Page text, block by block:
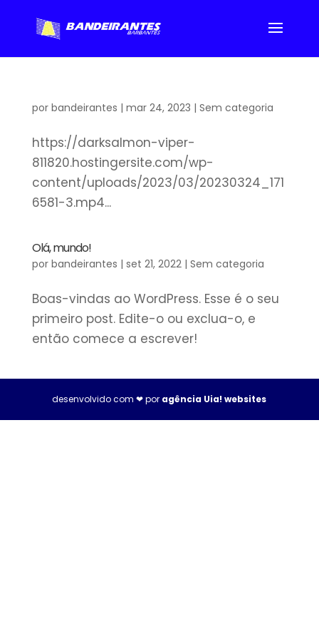
por bandeirantes | mar 24, 2023 | Sem categoria
https://darksalmon-viper-
811820.hostingersite.com/wp-
content/uploads/2023/03/20230324_171
6581-3.mp4...
Olá, mundo!
por bandeirantes | set 21, 2022| Sem categoria
Boas-vindas ao WordPress. Esse é o seu
primeiro post. Edite-o ou exclua-o, e
então comece a escrever!
desenvolvido com ❤ por agência Uia! websites